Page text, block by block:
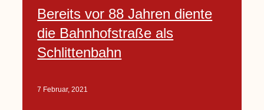
Bereits vor 88 Jahren diente
die Bahnhofstraße als
Schlittenbahn
7 Februar, 2021